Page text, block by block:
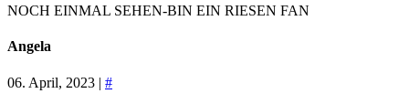
NOCH EINMAL SEHEN-BIN EIN RIESEN FAN
Angela
06. April, 2023 | #